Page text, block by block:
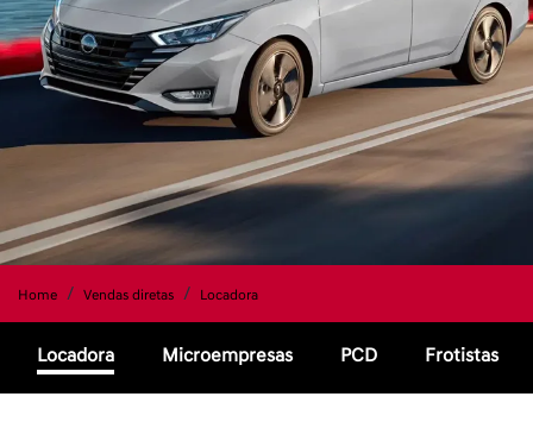
Home Vendas diretas Locadora
Microempresas PCD
Locadora Frotistas